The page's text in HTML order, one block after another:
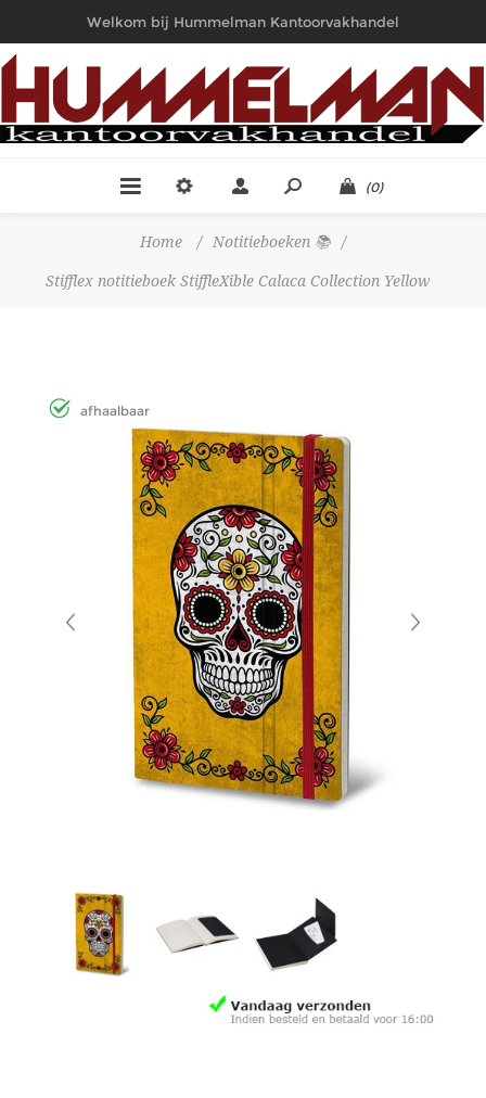
Welkom bij Hummelman Kantoorvakhandel
(0)
Home / Notitieboeken 📚 /
Stifflex notitieboek StiffleXible Calaca Collection Yellow
afhaalbaar